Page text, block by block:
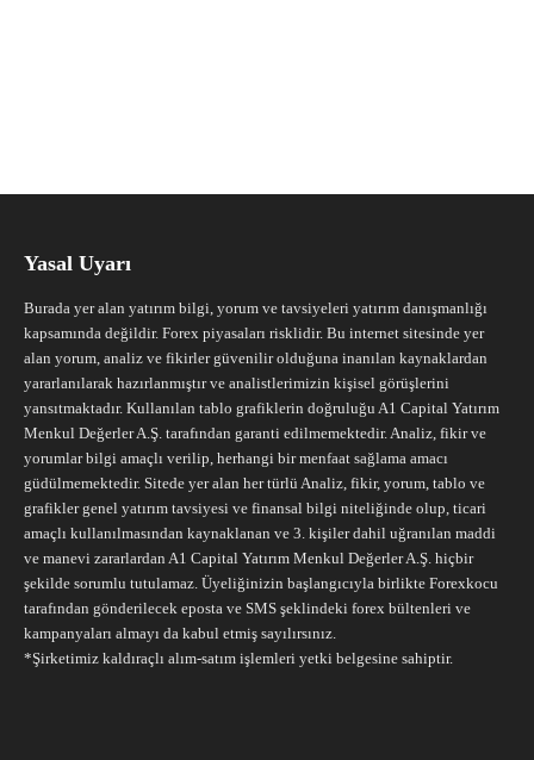
Yasal Uyarı
Burada yer alan yatırım bilgi, yorum ve tavsiyeleri yatırım danışmanlığı
kapsamında değildir. Forex piyasaları risklidir. Bu internet sitesinde yer
alan yorum, analiz ve fikirler güvenilir olduğuna inanılan kaynaklardan
yararlanılarak hazırlanmıştır ve analistlerimizin kişisel görüşlerini
yansıtmaktadır. Kullanılan tablo grafiklerin doğruluğu A1 Capital Yatırım
Menkul Değerler A.Ş. tarafından garanti edilmemektedir. Analiz, fikir ve
yorumlar bilgi amaçlı verilip, herhangi bir menfaat sağlama amacı
güdülmemektedir. Sitede yer alan her türlü Analiz, fikir, yorum, tablo ve
grafikler genel yatırım tavsiyesi ve finansal bilgi niteliğinde olup, ticari
amaçlı kullanılmasından kaynaklanan ve 3. kişiler dahil uğranılan maddi
ve manevi zararlardan A1 Capital Yatırım Menkul Değerler A.Ş. hiçbir
şekilde sorumlu tutulamaz. Üyeliğinizin başlangıcıyla birlikte Forexkocu
tarafından gönderilecek eposta ve SMS şeklindeki forex bültenleri ve
kampanyaları almayı da kabul etmiş sayılırsınız.
*Şirketimiz kaldıraçlı alım-satım işlemleri yetki belgesine sahiptir.